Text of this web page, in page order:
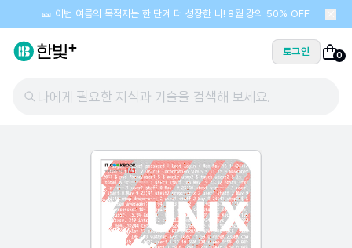
🎫 이번 여름의 목적지는 한 단계 더 성장한 나! 8월 강의 50% OFF
로그인 0
나에게 필요한 지식과 기술을 검색해 보세요.